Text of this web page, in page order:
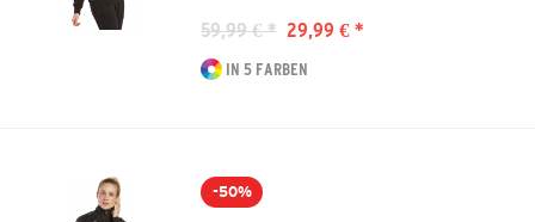
59,99 € * 29,99 € *
IN 5 FARBEN
-50%